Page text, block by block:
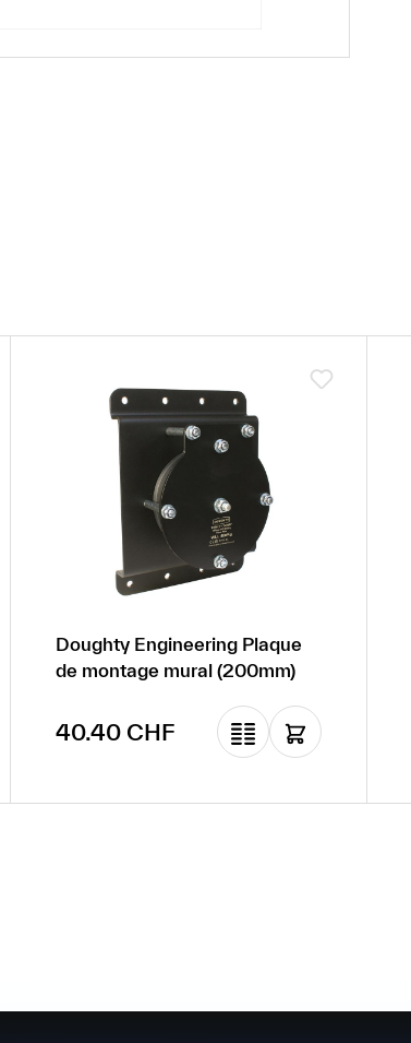
Doughty Engineering Plaque
de montage mural (200mm)
Prix régulier :
40.40 CHF